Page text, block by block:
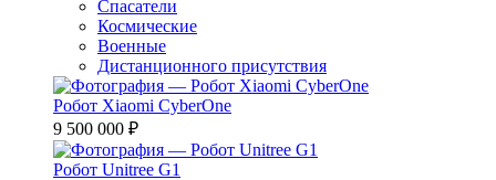
Спасатели
Космические
Военные
Дистанционного присутствия
Робот Xiaomi CyberOne
9 500 000 ₽
Робот Unitree G1